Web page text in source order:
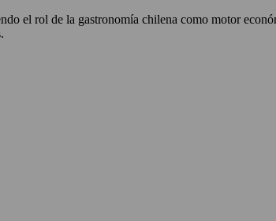
el rol de la gastronomía chilena como motor